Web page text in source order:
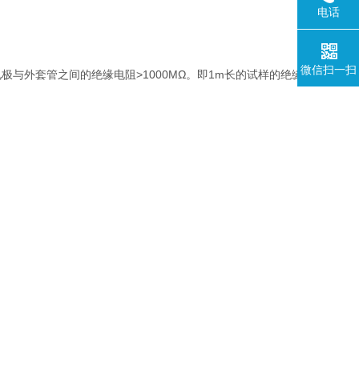
与外套管之间的绝缘电阻>1000MΩ。即1m长的试样的绝缘
电话
微信扫一扫